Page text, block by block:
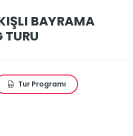
BAYRAMA
TURU
Tur Programı